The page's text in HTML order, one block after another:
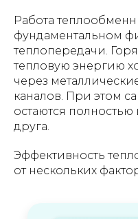
Работа
фундаментальном
теплопередачи.
тепловую энергию
через
каналов. При этом
остаются
друга.
Эффективность
от нескольких